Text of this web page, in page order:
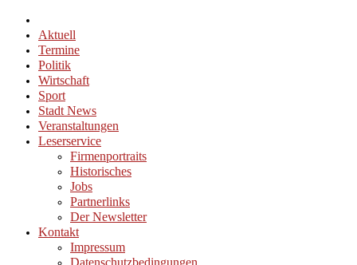
Aktuell
Termine
Politik
Wirtschaft
Sport
Stadt News
Veranstaltungen
Leserservice
Firmenportraits
Historisches
Jobs
Partnerlinks
Der Newsletter
Kontakt
Impressum
Datenschutzbedingungen